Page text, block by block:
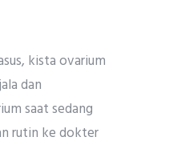
kista ovarium
dan
saat sedang
rutin ke dokter